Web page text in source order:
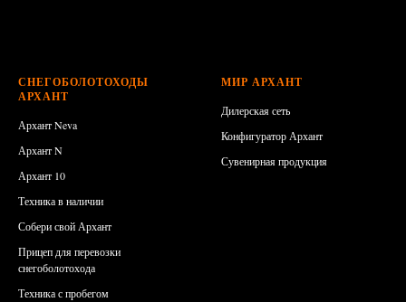
СНЕГОБОЛОТОХОДЫ
АРХАНТ
Архант Neva
Архант N
Архант 10
Техника в наличии
Собери свой Архант
Прицеп для перевозки
снегоболотохода
Техника с пробегом
МИР АРХАНТ
Дилерская сеть
Конфигуратор Архант
Сувенирная продукция